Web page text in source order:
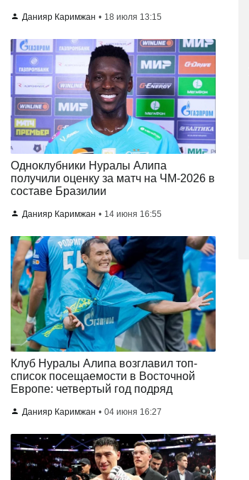
Данияр Каримжан 18 июля 13:15
Одноклубники Нуралы Алипа
получили оценку за матч на ЧМ-2026 в
составе Бразилии
Данияр Каримжан 14 июня 16:55
Клуб Нуралы Алипа возглавил топ-
список посещаемости в Восточной
Европе: четвертый год подряд
Данияр Каримжан 04 июня 16:27